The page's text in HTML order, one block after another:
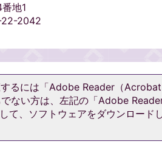
地1
22-2042
るには「Adobe Reader（Acrobat
ない方は、左記の「Adobe
て、ソフトウェアをダウンロード